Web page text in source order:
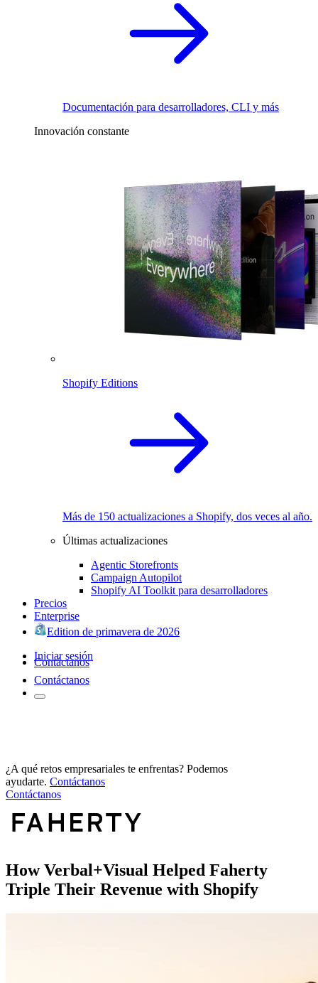
Documentación para desarrolladores, CLI y más
Innovación constante
Shopify Editions
Más de 150 actualizaciones a Shopify, dos veces al año.
Últimas actualizaciones
Agentic Storefronts
Campaign Autopilot
Shopify AI Toolkit para desarrolladores
Precios
Enterprise
Edition de primavera de 2026
Iniciar sesión
Contáctanos
Contáctanos
¿A qué retos empresariales te enfrentas? Podemos
ayudarte. Contáctanos
Contáctanos
How Verbal+Visual Helped Faherty
Triple Their Revenue with Shopify